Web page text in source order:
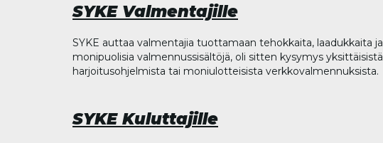
SYKE Valmentajille
SYKE auttaa valmentajia tuottamaan tehokkaita, laadukkaita ja
monipuolisia valmennussisältöjä, oli sitten kysymys yksittäisistä
harjoitusohjelmista tai moniulotteisista verkkovalmennuksista.
SYKE Kuluttajille